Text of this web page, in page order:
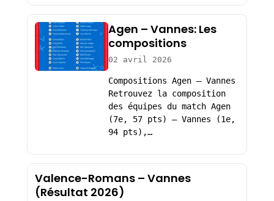
Agen – Vannes: Les
compositions
02 avril 2026
Compositions Agen – Vannes
Retrouvez la composition
des équipes du match Agen
(7e, 57 pts) – Vannes (1e,
94 pts),…
Valence-Romans – Vannes
(Résultat 2026)